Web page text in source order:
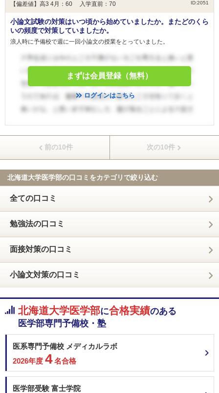
【偏差値】高3 4月：60 入学直前：70 ID:2051
小論文試験の対策はいつ頃から始めていましたか。またどのくら
いの頻度で対策していましたか。
浪人時に予備校で週に一回小論文の授業をとっていました。
まずは会員登録（無料）
ログインはこちら
前の10件 次の10件
北海道大学医学部の口コミをカテゴリで絞り込む
全ての口コミ
勉強法の口コミ
面接対策の口コミ
小論文対策の口コミ
北海道大学医学部に合格実績のある
医学部専門予備校・塾
医系専門予備校 メディカルラボ
2026年度 4名合格
医学部受験 富士学院